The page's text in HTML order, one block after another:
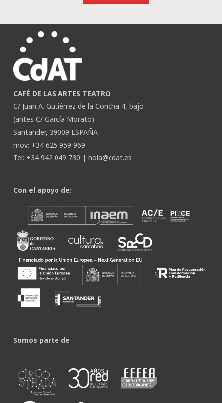
CAFÉ DE LAS ARTES TEATRO
C/ Juan A. Gutiérrez de la Concha 4, bajo
(antes C/ García Morato)
Santander, 39009 ESPAÑA
mov: +34 625 959 969
Tel: +34 942 049 730 | hola@cdat.es
Con el apoyo de:
Somos parte de